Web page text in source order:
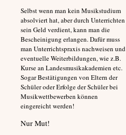
Selbst wenn man kein Musikstudium
absolviert hat, aber durch Unterrichten
sein Geld verdient, kann man die
Bescheinigung erlangen. Dafür muss
man Unterrichtspraxis nachweisen und
eventuelle Weiterbildungen, wie z.B.
Kurse an Landesmusikakademien etc.
Sogar Bestätigungen von Eltern der
Schüler oder Erfolge der Schüler bei
Musikwettbewerben können
eingereicht werden!
Nur Mut!